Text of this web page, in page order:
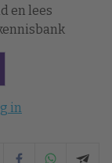
en lees
in